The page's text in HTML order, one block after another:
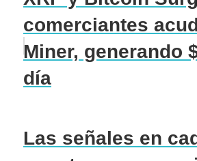
comerciantes
Miner, generando
día
Las señales en